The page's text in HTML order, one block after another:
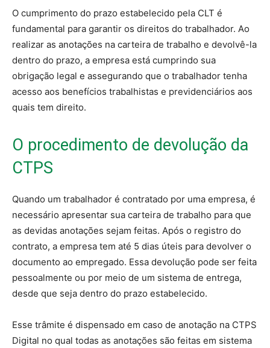
O cumprimento do prazo estabelecido pela CLT é
fundamental para garantir os direitos do trabalhador. Ao
realizar as anotações na carteira de trabalho e devolvê-la
dentro do prazo, a empresa está cumprindo sua
obrigação legal e assegurando que o trabalhador tenha
acesso aos benefícios trabalhistas e previdenciários aos
quais tem direito.
O procedimento de devolução da
CTPS
Quando um trabalhador é contratado por uma empresa, é
necessário apresentar sua carteira de trabalho para que
as devidas anotações sejam feitas. Após o registro do
contrato, a empresa tem até 5 dias úteis para devolver o
documento ao empregado. Essa devolução pode ser feita
pessoalmente ou por meio de um sistema de entrega,
desde que seja dentro do prazo estabelecido.
Esse trâmite é dispensado em caso de anotação na CTPS
Digital no qual todas as anotações são feitas em sistema